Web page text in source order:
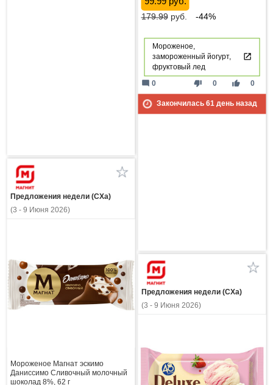
179.99руб. -44%
Мороженое,
замороженный йогурт,
фруктовый лед
thumb_down 0 thumb_up 0
mode_comment 0
Закончилась 61день назад
Предложения недели (СХа)
(3 - 9 Июня 2026)
Мороженое Магнат эскимо
Даниссимо Сливочный молочный
шоколад 8%, 62 г
Предложения недели (СХа)
(3 - 9 Июня 2026)